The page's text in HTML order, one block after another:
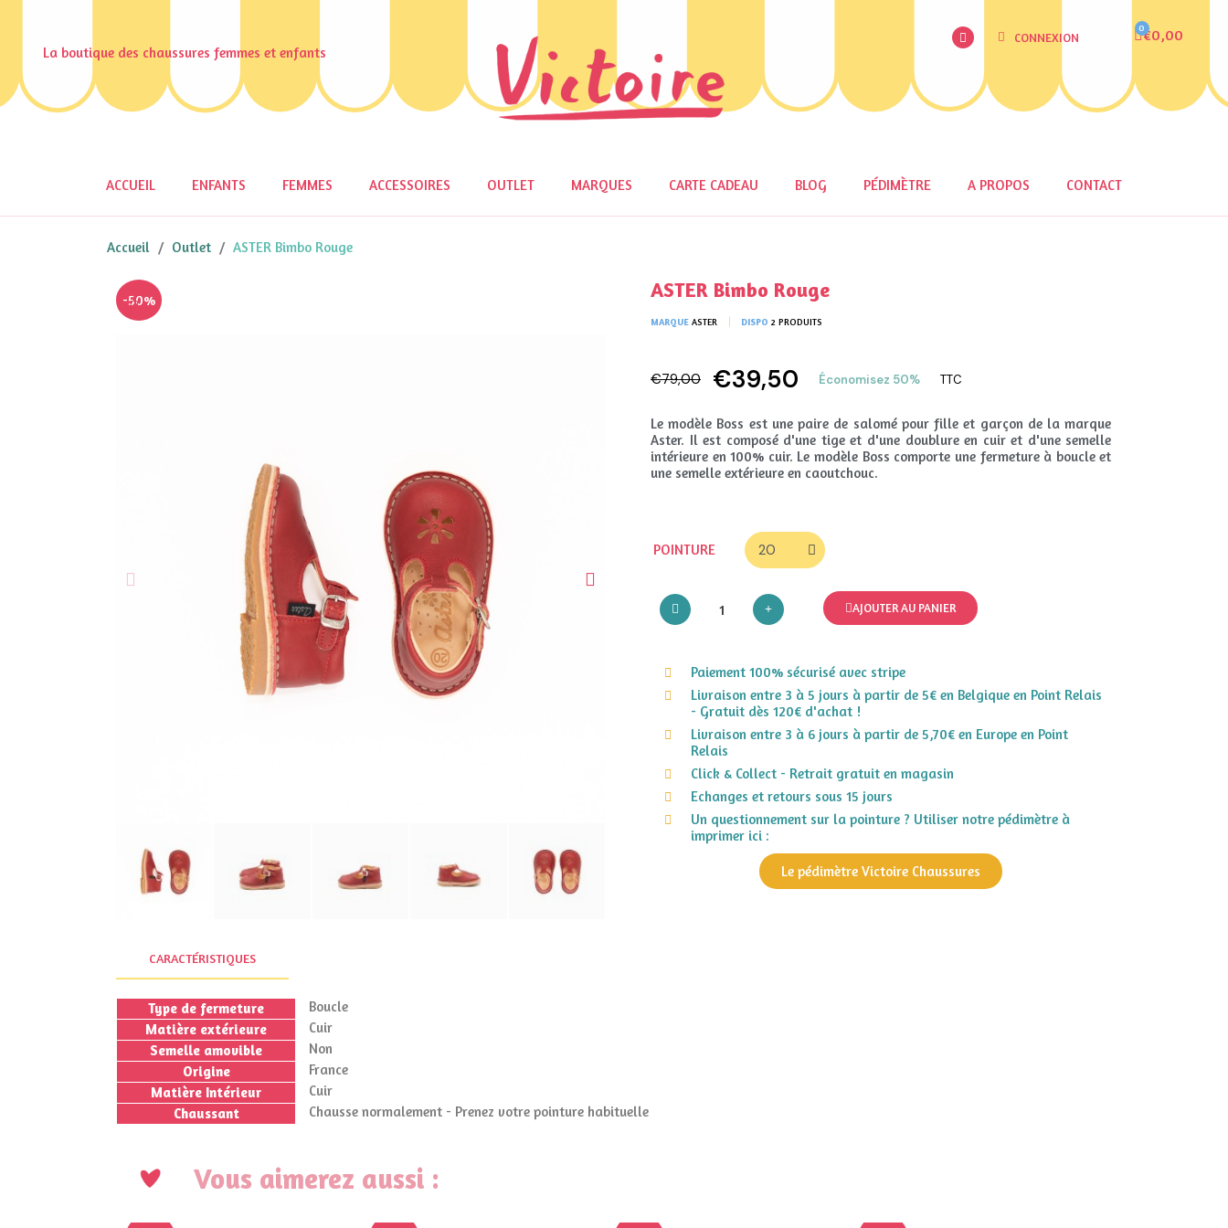
La boutique des chaussures femmes et enfants
CONNEXION €0,00
ACCUEIL ENFANTS FEMMES ACCESSOIRES OUTLET MARQUES CARTE CADEAU BLOG PÉDIMÈTRE A PROPOS CONTACT
Accueil Outlet ASTER Bimbo Rouge
-50% ASTER Bimbo Rouge
MARQUE ASTER DISPO 2 PRODUITS
€79,00 €39,50 Économisez 50% TTC
Le modèle Boss est une paire de salomé pour fille et garçon de la marque
Aster. Il est composé d'une tige et d'une doublure en cuir et d'une semelle
intérieure en 100% cuir. Le modèle Boss comporte une fermeture à boucle et
une semelle extérieure en caoutchouc.
POINTURE
AJOUTER AU PANIER
Paiement 100% sécurisé avec stripe
Livraison entre 3 à 5 jours à partir de 5€ en Belgique en Point Relais
- Gratuit dès 120€ d'achat !
Livraison entre 3 à 6 jours à partir de 5,70€ en Europe en Point
Relais
Click & Collect - Retrait gratuit en magasin
Echanges et retours sous 15 jours
Un questionnement sur la pointure ? Utiliser notre pédimètre à
imprimer ici :
Le pédimètre Victoire Chaussures
CARACTÉRISTIQUES
Type de fermeture
Boucle
Matière extérieure
Cuir
Semelle amovible
Non
Origine
France
Matière Intérieur
Cuir
Chaussant
Chausse normalement - Prenez votre pointure habituelle
Vous aimerez aussi :